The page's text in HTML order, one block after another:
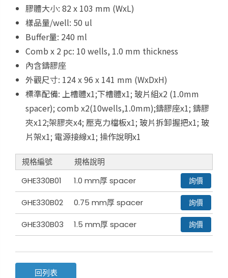
膠體大小: 82 x 103 mm (WxL)
樣品量/well: 50 ul
Buffer量: 240 ml
Comb x 2 pc: 10 wells, 1.0 mm thickness
內含鑄膠座
外觀尺寸: 124 x 96 x 141 mm (WxDxH)
標準配備: 上槽體x1;下槽體x1; 玻片組x2 (1.0mm
spacer); comb x2(10wells,1.0mm);鑄膠座x1; 鑄膠
夾x12;架膠夾x4; 壓克力檔板x1; 玻片拆卸握把x1; 玻
片架x1; 電源接線x1; 操作說明x1
規格編號
規格說明
GHE330B01
1.0 mm厚 spacer 詢價
GHE330B02 0.75 mm厚 spacer 詢價
GHE330B03 1.5 mm厚 spacer 詢價
回列表